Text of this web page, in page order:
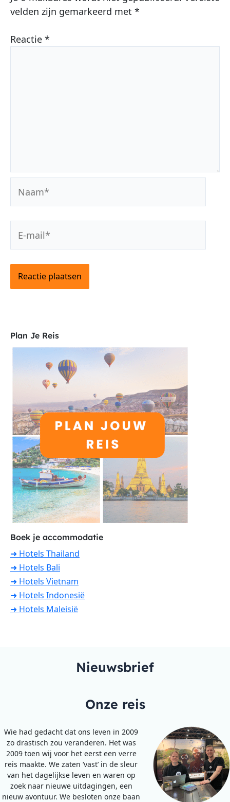
Plan Je Reis
Boek je accommodatie
➜ Hotels Thailand
➜ Hotels Bali
➜ Hotels Vietnam
➜ Hotels Indonesië
➜ Hotels Maleisië
velden zijn gemarkeerd met *
Reactie *
mail*
Nieuwsbrief
Onze reis
Wie had gedacht dat ons leven in 2009
zo drastisch zou veranderen. Het was
2009 toen wij voor het eerst een verre
reis maakte. We zaten ‘vast’ in de sleur
van het dagelijkse leven en waren op
zoek naar nieuwe uitdagingen, een
nieuw avontuur. We besloten onze baan